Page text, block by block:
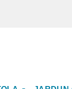
NAVIGATION